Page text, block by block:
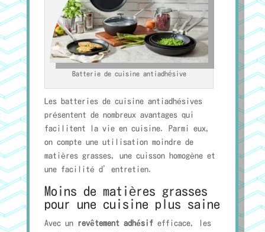
Batterie de cuisine antiadhésive
Les batteries de cuisine antiadhésives
présentent de nombreux avantages qui
facilitent la vie en cuisine. Parmi eux,
on compte une utilisation moindre de
matières grasses, une cuisson homogène et
une facilité d’entretien.
Moins de matières grasses
pour une cuisine plus saine
Avec un revêtement adhésifefficace, les